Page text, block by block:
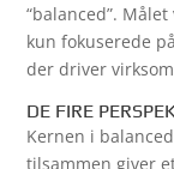
“balanced”.
kun fokuserede
der driver
DE FIRE
Kernen i
tilsammen giver